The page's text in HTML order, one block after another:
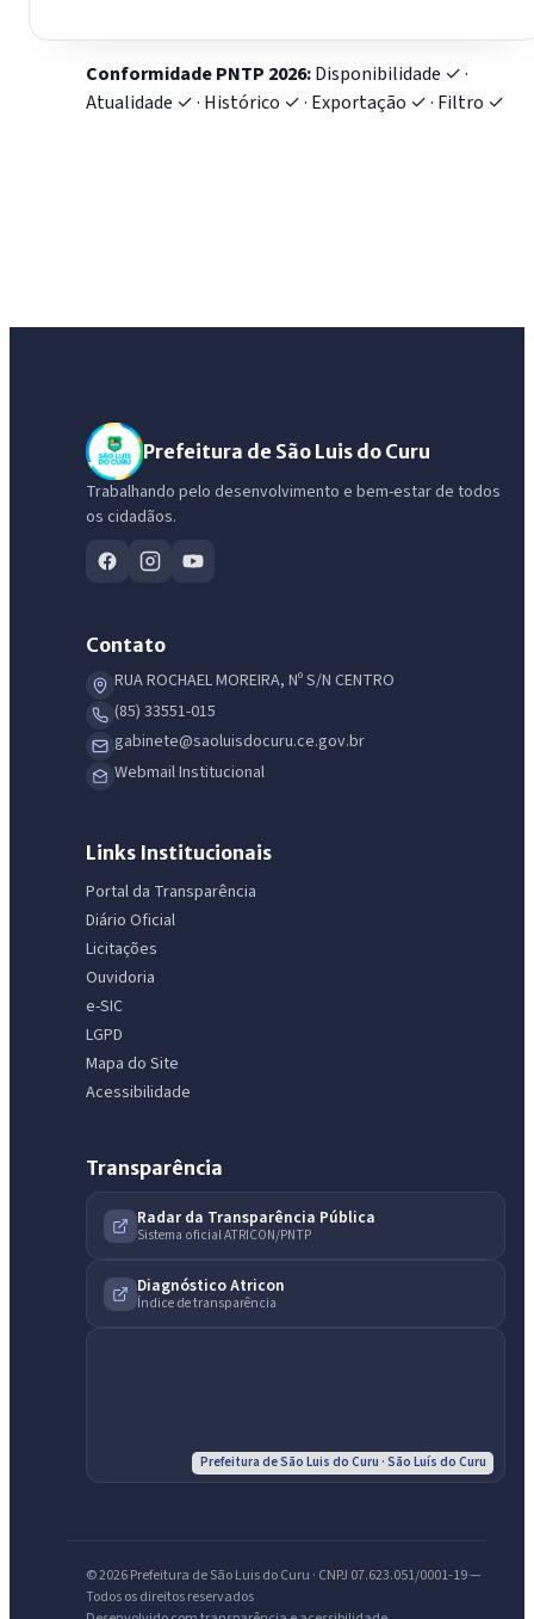
Conformidade PNTP 2026:Disponibilidade ✓ ·
Atualidade ✓ · Histórico ✓ · Exportação ✓ · Filtro ✓
Prefeitura de São Luis do Curu
Trabalhando pelo desenvolvimento e bem-estar de todos
os cidadãos.
Contato
RUA ROCHAEL MOREIRA, Nº S/N CENTRO
(85) 33551-015
gabinete@saoluisdocuru.ce.gov.br
Webmail Institucional
Links Institucionais
Portal da Transparência
Diário Oficial
Licitações
Ouvidoria
e-SIC
LGPD
Mapa do Site
Acessibilidade
Transparência
Radar da Transparência Pública
Sistema oficial ATRICON/PNTP
Diagnóstico Atricon
Índice de transparência
Prefeitura de São Luis do Curu · São Luís do Curu
© 2026 Prefeitura de São Luis do Curu · CNPJ 07.623.051/0001-19 —
Todos os direitos reservados
IntGest AI
Assistente do Portal
Carta de serviços Diário Oficial